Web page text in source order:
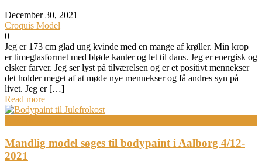
December 30, 2021
Croquis Model
0
Jeg er 173 cm glad ung kvinde med en mange af krøller. Min krop
er timeglasformet med bløde kanter og let til dans. Jeg er energisk og
elsker farver. Jeg ser lyst på tilværelsen og er et positivt mennekser
det holder meget af at møde nye mennekser og få andres syn på
livet. Jeg er […]
Read more
Mandlig model søges til bodypaint i Aalborg 4/12-
2021